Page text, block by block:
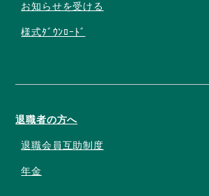
お知らせを受ける
様式ﾀﾞｳﾝﾛｰﾄﾞ
退職者の方へ
退職会員互助制度
年金